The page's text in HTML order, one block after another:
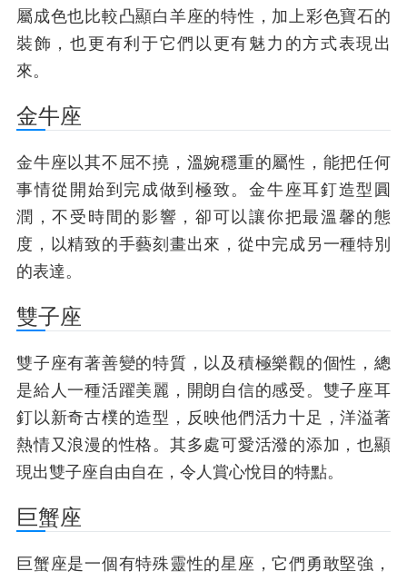
屬成色也比較凸顯白羊座的特性，加上彩色寶石的
裝飾，也更有利于它們以更有魅力的方式表現出
來。
金牛座
金牛座以其不屈不撓，溫婉穩重的屬性，能把任何
事情從開始到完成做到極致。金牛座耳釘造型圓
潤，不受時間的影響，卻可以讓你把最溫馨的態
度，以精致的手藝刻畫出來，從中完成另一種特別
的表達。
雙子座
雙子座有著善變的特質，以及積極樂觀的個性，總
是給人一種活躍美麗，開朗自信的感受。雙子座耳
釘以新奇古樸的造型，反映他們活力十足，洋溢著
熱情又浪漫的性格。其多處可愛活潑的添加，也顯
現出雙子座自由自在，令人賞心悅目的特點。
巨蟹座
巨蟹座是一個有特殊靈性的星座，它們勇敢堅強，